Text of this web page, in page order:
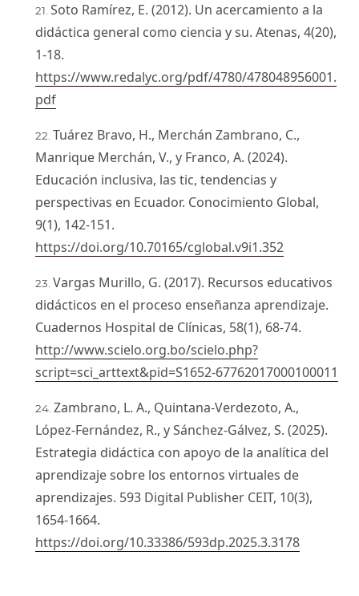
Soto Ramírez, E. (2012). Un acercamiento a la
didáctica general como ciencia y su. Atenas, 4(20),
1-18.
https://www.redalyc.org/pdf/4780/478048956001.
pdf
Tuárez Bravo, H., Merchán Zambrano, C.,
Manrique Merchán, V., y Franco, A. (2024).
Educación inclusiva, las tic, tendencias y
perspectivas en Ecuador. Conocimiento Global,
9(1), 142-151.
https://doi.org/10.70165/cglobal.v9i1.352
Vargas Murillo, G. (2017). Recursos educativos
didácticos en el proceso enseñanza aprendizaje.
Cuadernos Hospital de Clínicas, 58(1), 68-74.
http://www.scielo.org.bo/scielo.php?
script=sci_arttext&pid=S1652-67762017000100011
Zambrano, L. A., Quintana-Verdezoto, A.,
López-Fernández, R., y Sánchez-Gálvez, S. (2025).
Estrategia didáctica con apoyo de la analítica del
aprendizaje sobre los entornos virtuales de
aprendizajes. 593 Digital Publisher CEIT, 10(3),
1654-1664.
https://doi.org/10.33386/593dp.2025.3.3178